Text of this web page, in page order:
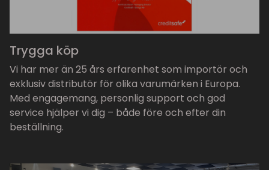
Trygga köp
Vi har mer än 25 års erfarenhet som importör och
exklusiv distributör för olika varumärken i Europa.
Med engagemang, personlig support och god
service hjälper vi dig – både före och efter din
beställning.